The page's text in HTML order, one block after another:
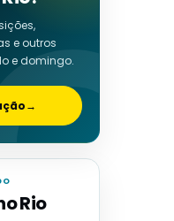
e outros
e domingo.
→
Rio